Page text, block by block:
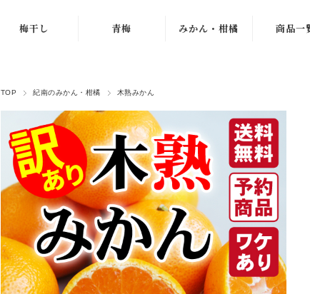
梅干し
はちみつ梅
しそ漬梅
かつお梅
こりゃ梅え
白干し梅
あまみのこつぶ
しそ漬小梅
青梅
古城梅
小梅
パープルクィー
パープルキング
もみしそ・梅酢
冷凍梅
みかん・柑橘
紀南みかん
「天」
木熟みかん
じゃばら
木熟みかん
「天」
木熟みかん「極
商品一
ドライフル
ジュース
梅エキス
梅のお菓
TOP 紀南のみかん・柑橘 木熟みかん